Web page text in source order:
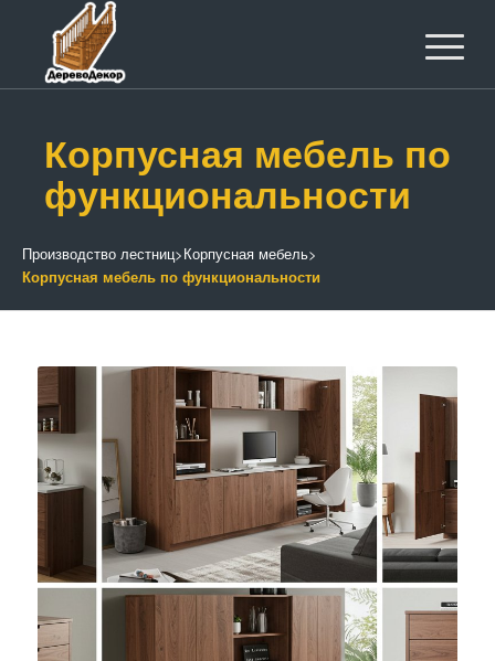
Корпусная мебель по
функциональности
Производство лестниц>Корпусная мебель>
Корпусная мебель по функциональности